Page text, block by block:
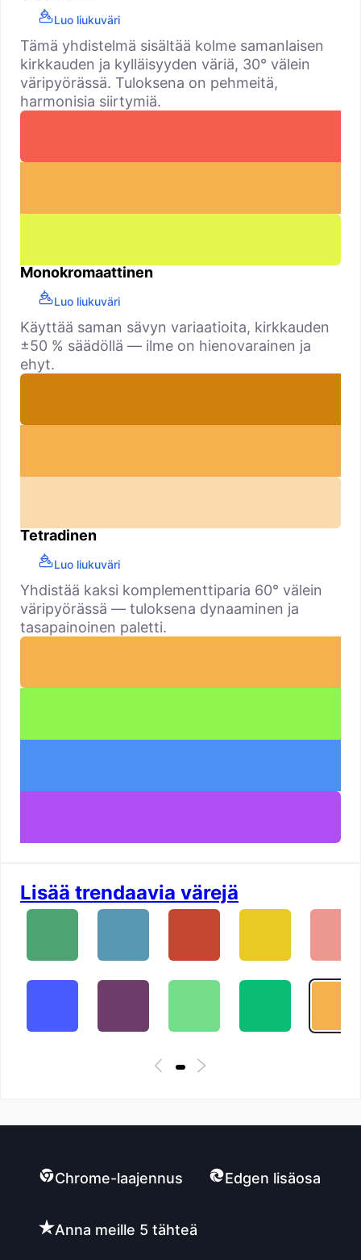
Luo liukuväri
Tämä yhdistelmä sisältää kolme samanlaisen
kirkkauden ja kylläisyyden väriä, 30° välein
väripyörässä. Tuloksena on pehmeitä,
harmonisia siirtymiä.
Monokromaattinen
Luo liukuväri
Käyttää saman sävyn variaatioita, kirkkauden
±50 % säädöllä — ilme on hienovarainen ja
ehyt.
Tetradinen
Luo liukuväri
Yhdistää kaksi komplementtiparia 60° välein
väripyörässä — tuloksena dynaaminen ja
tasapainoinen paletti.
Lisää trendaavia värejä
Chrome-laajennus Edgen lisäosa
Anna meille 5 tähteä